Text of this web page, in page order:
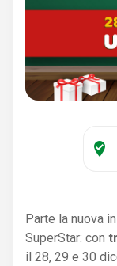
where_to_vote
Parte la nuova
SuperStar: con
il 28, 29 e 30